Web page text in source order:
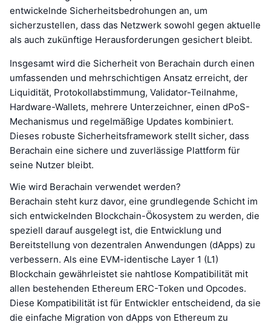
entwickelnde Sicherheitsbedrohungen an, um
sicherzustellen, dass das Netzwerk sowohl gegen aktuelle
als auch zukünftige Herausforderungen gesichert bleibt.
Insgesamt wird die Sicherheit von Berachain durch einen
umfassenden und mehrschichtigen Ansatz erreicht, der
Liquidität, Protokollabstimmung, Validator-Teilnahme,
Hardware-Wallets, mehrere Unterzeichner, einen dPoS-
Mechanismus und regelmäßige Updates kombiniert.
Dieses robuste Sicherheitsframework stellt sicher, dass
Berachain eine sichere und zuverlässige Plattform für
seine Nutzer bleibt.
Wie wird Berachain verwendet werden?
Berachain steht kurz davor, eine grundlegende Schicht im
sich entwickelnden Blockchain-Ökosystem zu werden, die
speziell darauf ausgelegt ist, die Entwicklung und
Bereitstellung von dezentralen Anwendungen (dApps) zu
verbessern. Als eine EVM-identische Layer 1 (L1)
Blockchain gewährleistet sie nahtlose Kompatibilität mit
allen bestehenden Ethereum ERC-Token und Opcodes.
Diese Kompatibilität ist für Entwickler entscheidend, da sie
die einfache Migration von dApps von Ethereum zu